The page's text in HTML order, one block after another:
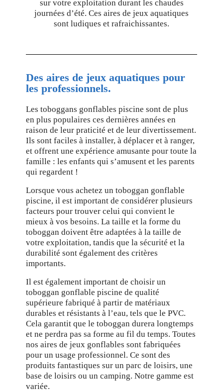
sur votre exploitation durant les chaudes
journées d’été. Ces aires de jeux aquatiques
sont ludiques et rafraichissantes.
Des aires de jeux aquatiques pour
les professionnels.
Les toboggans gonflables piscine sont de plus
en plus populaires ces dernières années en
raison de leur praticité et de leur divertissement.
Ils sont faciles à installer, à déplacer et à ranger,
et offrent une expérience amusante pour toute la
famille : les enfants qui s’amusent et les parents
qui regardent !
Lorsque vous achetez un toboggan gonflable
piscine, il est important de considérer plusieurs
facteurs pour trouver celui qui convient le
mieux à vos besoins. La taille et la forme du
toboggan doivent être adaptées à la taille de
votre exploitation, tandis que la sécurité et la
durabilité sont également des critères
importants.
Il est également important de choisir un
toboggan gonflable piscine de qualité
supérieure fabriqué à partir de matériaux
durables et résistants à l’eau, tels que le PVC.
Cela garantit que le toboggan durera longtemps
et ne perdra pas sa forme au fil du temps. Toutes
nos aires de jeux gonflables sont fabriquées
pour un usage professionnel. Ce sont des
produits fantastiques sur un parc de loisirs, une
base de loisirs ou un camping. Notre gamme est
variée.